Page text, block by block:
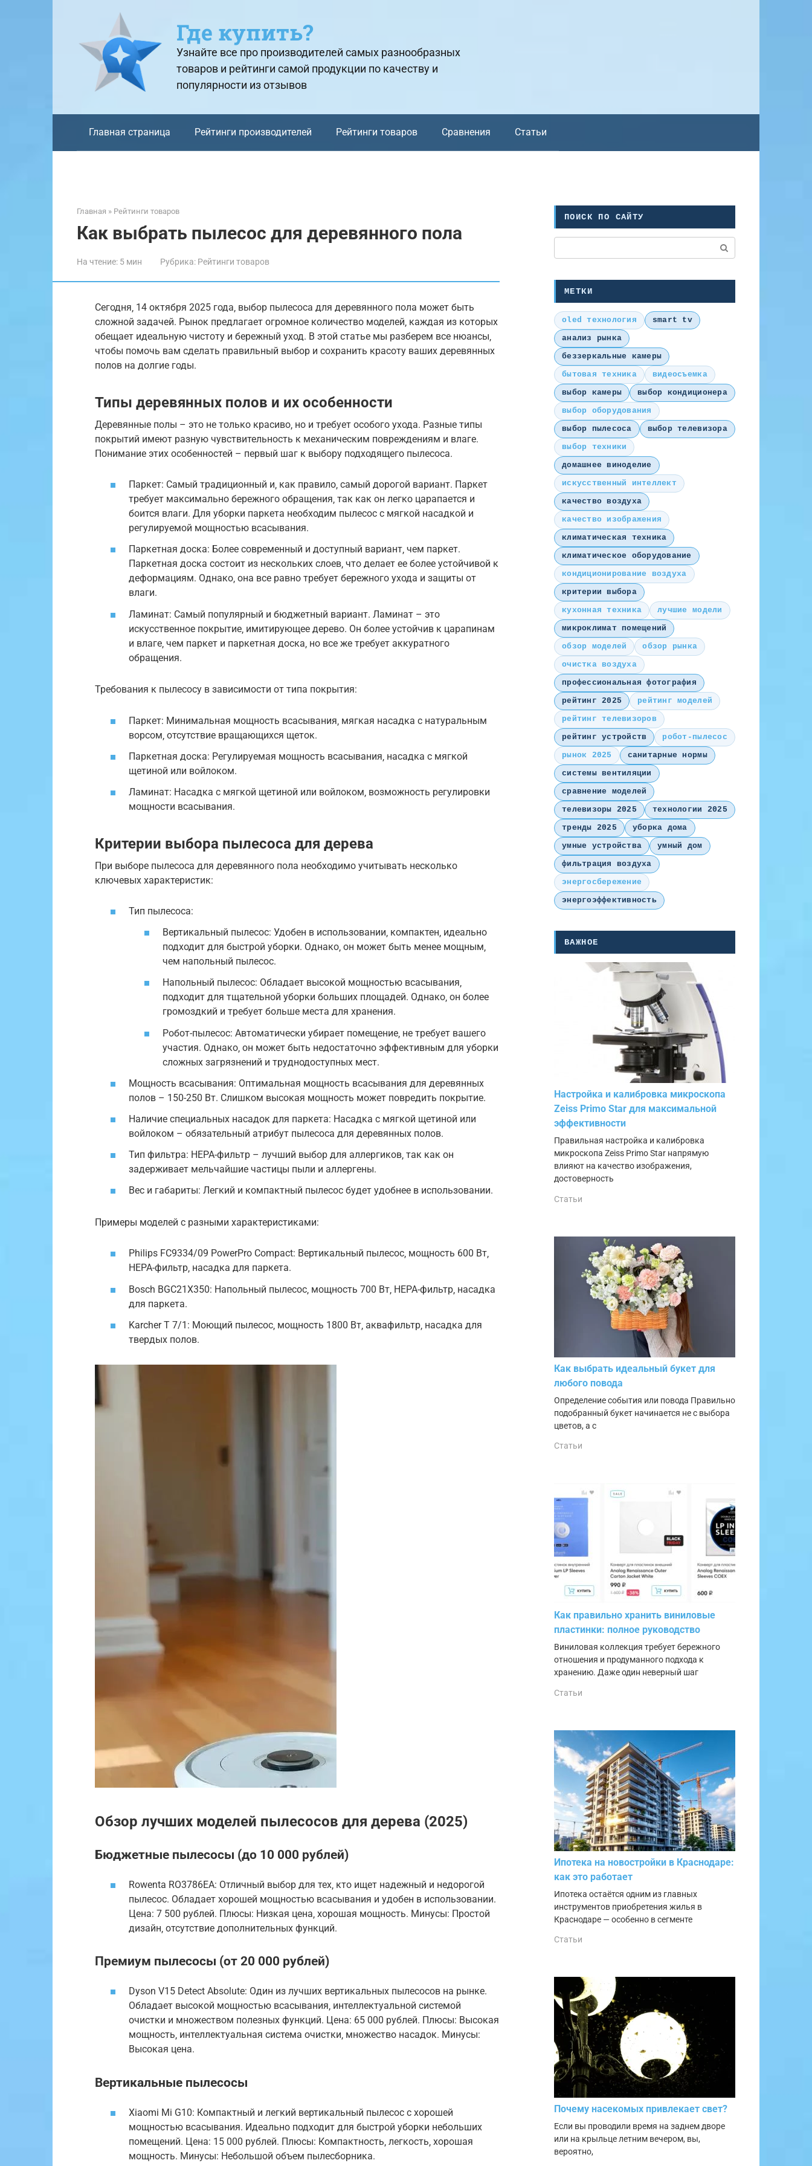
Где купить?
Узнайте все про производителей самых разнообразных
товаров и рейтинги самой продукции по качеству и
популярности из отзывов
Главная страница Рейтинги производителей Рейтинги товаров Сравнения Статьи
Главная » Рейтинги товаров
Как выбрать пылесос для деревянного пола
На чтение: 5 мин Рубрика: Рейтинги товаров
Сегодня‚ 14 октября 2025 года‚ выбор пылесоса для деревянного пола может быть
сложной задачей. Рынок предлагает огромное количество моделей‚ каждая из которых
обещает идеальную чистоту и бережный уход. В этой статье мы разберем все нюансы‚
чтобы помочь вам сделать правильный выбор и сохранить красоту ваших деревянных
полов на долгие годы.
Типы деревянных полов и их особенности
Деревянные полы – это не только красиво‚ но и требует особого ухода. Разные типы
покрытий имеют разную чувствительность к механическим повреждениям и влаге.
Понимание этих особенностей – первый шаг к выбору подходящего пылесоса.
Паркет: Самый традиционный и‚ как правило‚ самый дорогой вариант. Паркет
требует максимально бережного обращения‚ так как он легко царапается и
боится влаги. Для уборки паркета необходим пылесос с мягкой насадкой и
регулируемой мощностью всасывания.
Паркетная доска: Более современный и доступный вариант‚ чем паркет.
Паркетная доска состоит из нескольких слоев‚ что делает ее более устойчивой к
деформациям. Однако‚ она все равно требует бережного ухода и защиты от
влаги.
Ламинат: Самый популярный и бюджетный вариант. Ламинат – это
искусственное покрытие‚ имитирующее дерево. Он более устойчив к царапинам
и влаге‚ чем паркет и паркетная доска‚ но все же требует аккуратного
обращения.
Требования к пылесосу в зависимости от типа покрытия:
Паркет: Минимальная мощность всасывания‚ мягкая насадка с натуральным
ворсом‚ отсутствие вращающихся щеток.
Паркетная доска: Регулируемая мощность всасывания‚ насадка с мягкой
щетиной или войлоком.
Ламинат: Насадка с мягкой щетиной или войлоком‚ возможность регулировки
мощности всасывания.
Критерии выбора пылесоса для дерева
При выборе пылесоса для деревянного пола необходимо учитывать несколько
ключевых характеристик:
Тип пылесоса:
Вертикальный пылесос: Удобен в использовании‚ компактен‚ идеально
подходит для быстрой уборки. Однако‚ он может быть менее мощным‚
чем напольный пылесос.
Напольный пылесос: Обладает высокой мощностью всасывания‚
подходит для тщательной уборки больших площадей. Однако‚ он более
громоздкий и требует больше места для хранения.
Робот-пылесос: Автоматически убирает помещение‚ не требует вашего
участия. Однако‚ он может быть недостаточно эффективным для уборки
сложных загрязнений и труднодоступных мест.
Мощность всасывания: Оптимальная мощность всасывания для деревянных
полов – 150-250 Вт. Слишком высокая мощность может повредить покрытие.
Наличие специальных насадок для паркета: Насадка с мягкой щетиной или
войлоком – обязательный атрибут пылесоса для деревянных полов.
Тип фильтра: HEPA-фильтр – лучший выбор для аллергиков‚ так как он
задерживает мельчайшие частицы пыли и аллергены.
Вес и габариты: Легкий и компактный пылесос будет удобнее в использовании.
Примеры моделей с разными характеристиками:
Philips FC9334/09 PowerPro Compact: Вертикальный пылесос‚ мощность 600 Вт‚
HEPA-фильтр‚ насадка для паркета.
Bosch BGC21X350: Напольный пылесос‚ мощность 700 Вт‚ HEPA-фильтр‚ насадка
для паркета.
Karcher T 7/1: Моющий пылесос‚ мощность 1800 Вт‚ аквафильтр‚ насадка для
твердых полов.
Обзор лучших моделей пылесосов для дерева (2025)
Бюджетные пылесосы (до 10 000 рублей)
Rowenta RO3786EA: Отличный выбор для тех‚ кто ищет надежный и недорогой
пылесос. Обладает хорошей мощностью всасывания и удобен в использовании.
Цена: 7 500 рублей. Плюсы: Низкая цена‚ хорошая мощность. Минусы: Простой
дизайн‚ отсутствие дополнительных функций.
Премиум пылесосы (от 20 000 рублей)
Dyson V15 Detect Absolute: Один из лучших вертикальных пылесосов на рынке.
Обладает высокой мощностью всасывания‚ интеллектуальной системой
очистки и множеством полезных функций. Цена: 65 000 рублей. Плюсы: Высокая
мощность‚ интеллектуальная система очистки‚ множество насадок. Минусы:
Высокая цена.
Вертикальные пылесосы
Xiaomi Mi G10: Компактный и легкий вертикальный пылесос с хорошей
мощностью всасывания. Идеально подходит для быстрой уборки небольших
помещений. Цена: 15 000 рублей. Плюсы: Компактность‚ легкость‚ хорошая
мощность. Минусы: Небольшой объем пылесборника.
ПОИСК ПО САЙТУ
МЕТКИ
oled технология
smart tv
анализ рынка
беззеркальные камеры
бытовая техника
видеосъемка
выбор камеры
выбор кондиционера
выбор оборудования
выбор пылесоса
выбор телевизора
выбор техники
домашнее виноделие
искусственный интеллект
качество воздуха
качество изображения
климатическая техника
климатическое оборудование
кондиционирование воздуха
критерии выбора
кухонная техника
лучшие модели
микроклимат помещений
обзор моделей
обзор рынка
очистка воздуха
профессиональная фотография
рейтинг 2025
рейтинг моделей
рейтинг телевизоров
рейтинг устройств
робот-пылесос
рынок 2025
санитарные нормы
системы вентиляции
сравнение моделей
телевизоры 2025
технологии 2025
тренды 2025
уборка дома
умные устройства
умный дом
фильтрация воздуха
энергосбережение
энергоэффективность
ВАЖНОЕ
Настройка и калибровка микроскопа
Zeiss Primo Star для максимальной
эффективности
Правильная настройка и калибровка
микроскопа Zeiss Primo Star напрямую
влияют на качество изображения,
достоверность
Статьи
Как выбрать идеальный букет для
любого повода
Определение события или повода Правильно
подобранный букет начинается не с выбора
цветов, а с
Статьи
Как правильно хранить виниловые
пластинки: полное руководство
Виниловая коллекция требует бережного
отношения и продуманного подхода к
хранению. Даже один неверный шаг
Статьи
Ипотека на новостройки в Краснодаре:
как это работает
Ипотека остаётся одним из главных
инструментов приобретения жилья в
Краснодаре — особенно в сегменте
Статьи
Почему насекомых привлекает свет?
Если вы проводили время на заднем дворе
или на крыльце летним вечером, вы,
вероятно,